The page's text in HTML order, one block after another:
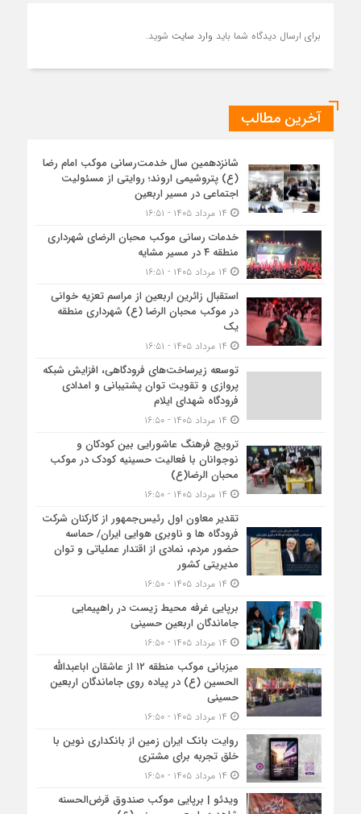
برای ارسال دیدگاه شما باید وارد سایت شوید.
آخرین مطالب
شانزدهمین سال خدمت‌رسانی موکب امام رضا
(ع) پتروشیمی اروند؛ روایتی از مسئولیت
اجتماعی در مسیر اربعین
خدمات رسانی موکب محبان الرضای شهرداری
منطقه ۴ در مسیر مشایه
استقبال زائرین اربعین از مراسم تعزیه خوانی
در موکب محبان الرضا (ع) شهرداری منطقه
یک
توسعه زیرساخت‌های فرودگاهی، افزایش شبکه
پروازی و تقویت توان پشتیبانی و امدادی
فرودگاه شهدای ایلام
ترویج فرهنگ عاشورایی بین کودکان و
نوجوانان با فعالیت حسینیه کودک در موکب
محبان الرضا(ع)
تقدیر معاون اول رئیس‌جمهور از کارکنان شرکت
فرودگاه ها و ناوبری هوایی ایران/ حماسه
حضور مردم، نمادی از اقتدار عملیاتی و توان
مدیریتی کشور
برپایی غرفه محیط زیست در راهپیمایی
جاماندگان اربعین حسینی
میزبانی موکب منطقه ۱۲ از عاشقان اباعبدالله
الحسین (ع) در پیاده روی جاماندگان اربعین
حسینی
روایت بانک ایران زمین از بانکداری نوین با
خلق تجربه برای مشتری
ویدئو | برپایی موکب صندوق قرض‌الحسنه